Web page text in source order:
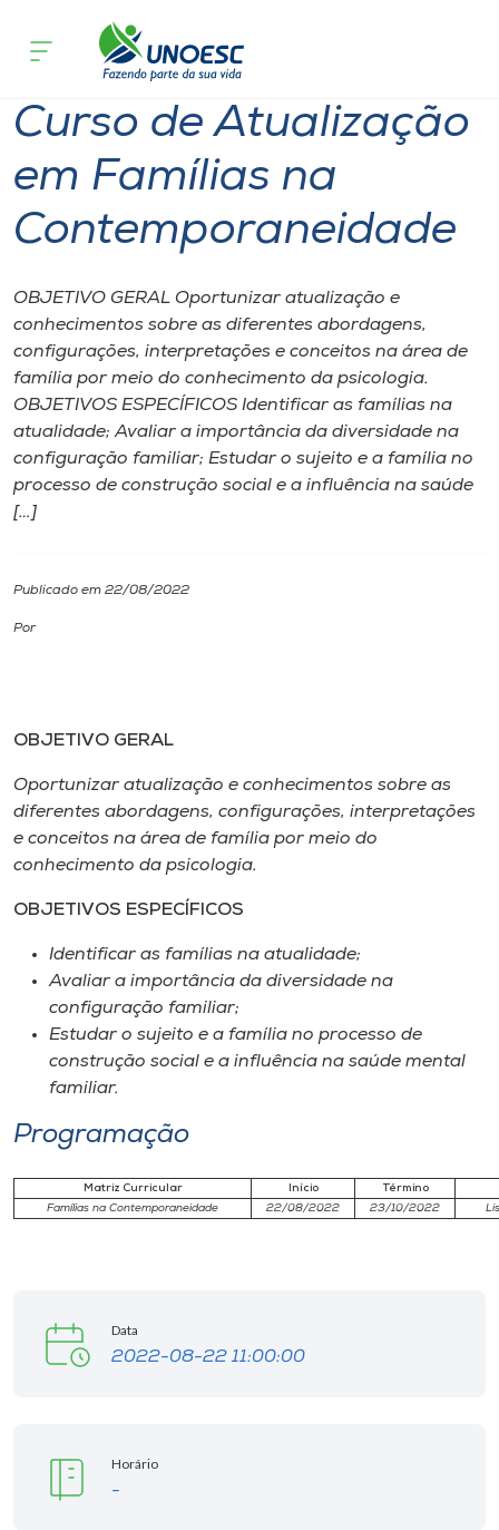
Cursos
Onde estamos
Pesquisa
Atendimento ao Estudante
Portal de Ensino
A
Internacionalização
CPA
Biblioteca
Rádio
Museu
Unoesc
Selecione
Curso de Atualização
em Famílias na
Contemporaneidade
OBJETIVO GERAL Oportunizar atualização e
conhecimentos sobre as diferentes abordagens,
configurações, interpretações e conceitos na área de
família por meio do conhecimento da psicologia.
OBJETIVOS ESPECÍFICOS Identificar as famílias na
atualidade; Avaliar a importância da diversidade na
configuração familiar; Estudar o sujeito e a família no
processo de construção social e a influência na saúde
[…]
Publicado em 22/08/2022
Por
OBJETIVO GERAL
Oportunizar atualização e conhecimentos sobre as
diferentes abordagens, configurações, interpretações
e conceitos na área de família por meio do
conhecimento da psicologia.
OBJETIVOS ESPECÍFICOS
Identificar as famílias na atualidade;
Avaliar a importância da diversidade na
configuração familiar;
Estudar o sujeito e a família no processo de
construção social e a influência na saúde mental
familiar.
Programação
Matriz Curricular Início
Término
Famílias na Contemporaneidade
22/08/2022 23/10/2022
Data
2022-08-22 11:00:00
Horário
-